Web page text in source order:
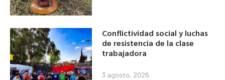
Conflictividad social y luchas
de resistencia de la clase
trabajadora
3 agosto, 2026